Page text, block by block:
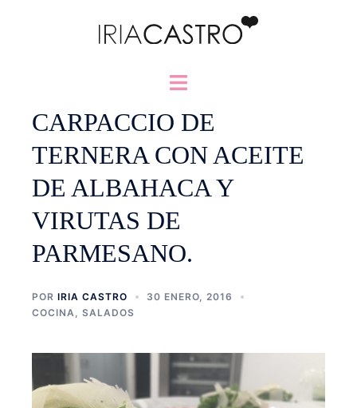
Alternar
CARPACCIO DE
TERNERA CON ACEITE
DE ALBAHACA Y
VIRUTAS DE
PARMESANO.
POR IRIA CASTRO
30 ENERO, 2016
COCINA
SALADOS